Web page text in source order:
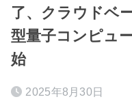
了、クラウドベ
型量子コンピュ
始
2025年8月30日